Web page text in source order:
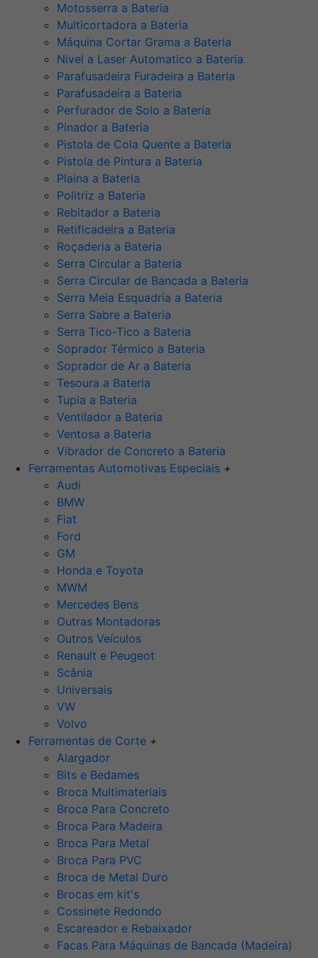
Motosserra a Bateria
Multicortadora a Bateria
Máquina Cortar Grama a Bateria
Nivel a Laser Automatico a Bateria
Parafusadeira Furadeira a Bateria
Parafusadeira a Bateria
Perfurador de Solo a Bateria
Pinador a Bateria
Pistola de Cola Quente a Bateria
Pistola de Pintura a Bateria
Plaina a Bateria
Politriz a Bateria
Rebitador a Bateria
Retificadeira a Bateria
Roçaderia a Bateria
Serra Circular a Bateria
Serra Circular de Bancada a Bateria
Serra Meia Esquadria a Bateria
Serra Sabre a Bateria
Serra Tico-Tico a Bateria
Soprador Térmico a Bateria
Soprador de Ar a Bateria
Tesoura a Bateria
Tupia a Bateria
Ventilador a Bateria
Ventosa a Bateria
Vibrador de Concreto a Bateria
Ferramentas Automotivas Especiais +
Audi
BMW
Fiat
Ford
GM
Honda e Toyota
MWM
Mercedes Bens
Outras Montadoras
Outros Veículos
Renault e Peugeot
Scânia
Universais
VW
Volvo
Ferramentas de Corte +
Alargador
Bits e Bedames
Broca Multimateriais
Broca Para Concreto
Broca Para Madeira
Broca Para Metal
Broca Para PVC
Broca de Metal Duro
Brocas em kit's
Cossinete Redondo
Escareador e Rebaixador
Facas Para Máquinas de Bancada (Madeira)